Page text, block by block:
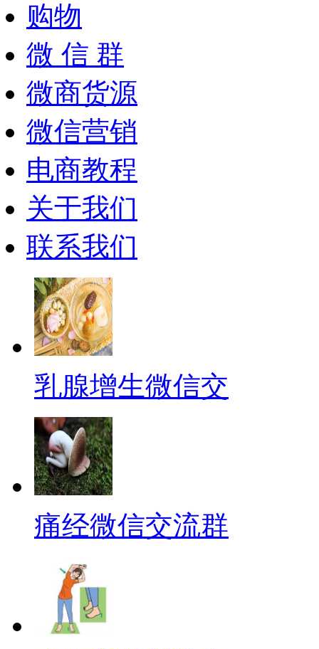
购物
微 信 群
微商货源
微信营销
电商教程
关于我们
联系我们
乳腺增生微信交
痛经微信交流群